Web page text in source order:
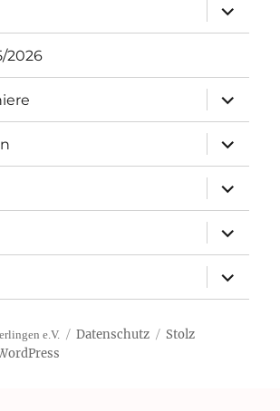
öffnen
2026
öffnen
öffnen
öffnen
öffnen
öffnen
e.V. Datenschutz
Stolz